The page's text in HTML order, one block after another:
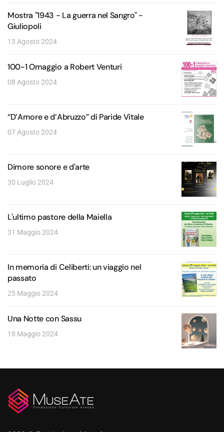
Mostra "1943 - La guerra nel Sangro" -
Giuliopoli
13 Agosto 2024
100-1 Omaggio a Robert Venturi
08 Agosto 2024
“D’Amore e d’Abruzzo” di Paride Vitale
07 Agosto 2024
Dimore sonore e d'arte
30 Luglio 2024
L'ultimo pastore della Maiella
31 Maggio 2024
In memoria di Celiberti: un viaggio nel
passato
25 Maggio 2024
Una Notte con Sassu
18 Maggio 2024